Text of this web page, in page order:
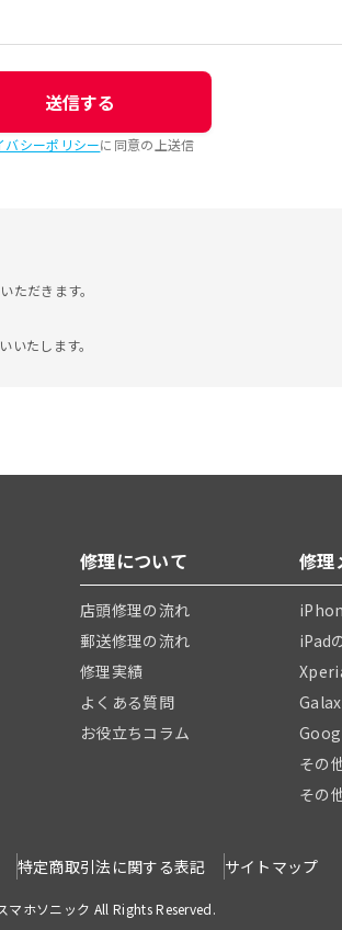
送信する
バシーポリシーに同意の上送信
ただきます。
たします。
修理について
店頭修理の流れ
郵送修理の流れ
修理実績
よくある質問
お役立ちコラム
修理
iPad
その
その
特定商取引法に関する表記 サイトマップ
マホソニック All Rights Reserved.